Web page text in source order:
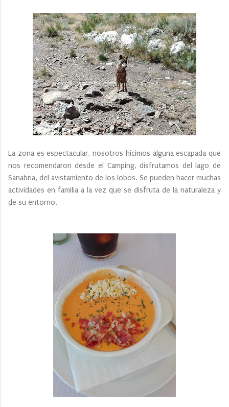
La zona es espectacular, nosotros hicimos alguna escapada que
nos recomendaron desde el Camping, disfrutamos del lago de
Sanabria, del avistamiento de los lobos. Se pueden hacer muchas
actividades en familia a la vez que se disfruta de la naturaleza y
de su entorno.